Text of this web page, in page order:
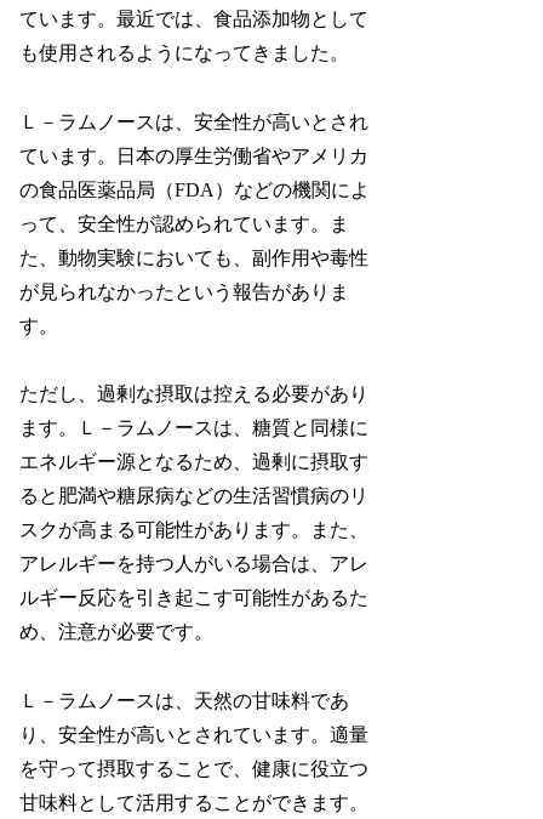
ています。最近では、食品添加物として
も使用されるようになってきました。
Ｌ－ラムノースは、安全性が高いとされ
ています。日本の厚生労働省やアメリカ
の食品医薬品局（FDA）などの機関によ
って、安全性が認められています。ま
た、動物実験においても、副作用や毒性
が見られなかったという報告がありま
す。
ただし、過剰な摂取は控える必要があり
ます。Ｌ－ラムノースは、糖質と同様に
エネルギー源となるため、過剰に摂取す
ると肥満や糖尿病などの生活習慣病のリ
スクが高まる可能性があります。また、
アレルギーを持つ人がいる場合は、アレ
ルギー反応を引き起こす可能性があるた
め、注意が必要です。
Ｌ－ラムノースは、天然の甘味料であ
り、安全性が高いとされています。適量
を守って摂取することで、健康に役立つ
甘味料として活用することができます。